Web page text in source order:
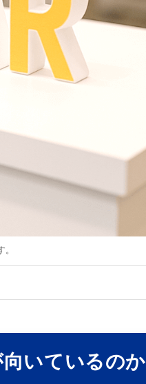
いているのか